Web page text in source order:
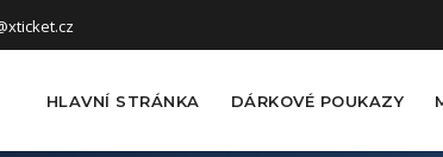
HLAVNÍ STRÁNKA DÁRKOVÉ POUKAZY